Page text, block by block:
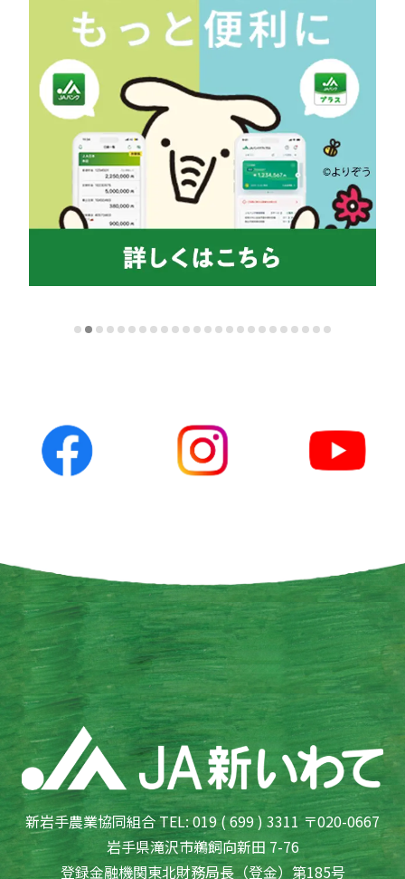
新岩手農業協同組合 TEL: 019 ( 699 ) 3311 〒020-0667
岩手県滝沢市鵜飼向新田 7-76
登録金融機関東北財務局長（登金）第185号